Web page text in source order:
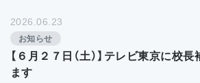
2026.06.23
お知らせ
【６月２７日（土）】テレビ東京に校
ます